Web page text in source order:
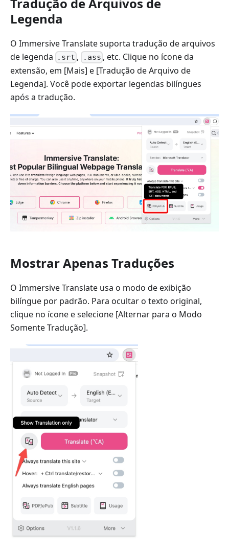
Legenda
O Immersive Translate suporta tradução de arquivos
de legenda
.srt , .ass , etc. Clique no ícone da
extensão, em [Mais] e [Tradução de Arquivo de
Legenda]. Você pode exportar legendas bilíngues
após a tradução.
Mostrar Apenas Traduções
O Immersive Translate usa o modo de exibição
bilíngue por padrão. Para ocultar o texto original,
clique no ícone e selecione [Alternar para o Modo
Somente Tradução].